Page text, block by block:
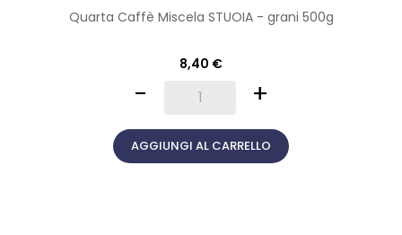
Quarta Caffè Miscela STUOIA - grani 500g
8,40 €
- +
AGGIUNGI AL CARRELLO